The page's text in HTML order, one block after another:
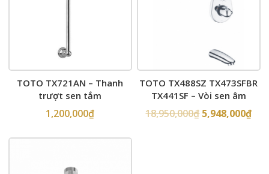
TOTO TX721AN – Thanh
trượt sen tắm
1,200,000₫
TOTO TX488SZ TX473SFBR
TX441SF – Vòi sen âm
tường
18,950,000₫ 5,948,000₫